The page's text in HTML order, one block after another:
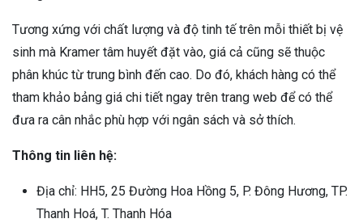
Tương xứng với chất lượng và độ tinh tế trên mỗi thiết bị vệ
sinh mà Kramer tâm huyết đặt vào, giá cả cũng sẽ thuộc
phân khúc từ trung bình đến cao. Do đó, khách hàng có thể
tham khảo bảng giá chi tiết ngay trên trang web để có thể
đưa ra cân nhắc phù hợp với ngân sách và sở thích.
Thông tin liên hệ:
Địa chỉ: HH5, 25 Đường Hoa Hồng 5, P. Đông Hương, TP.
Thanh Hoá, T. Thanh Hóa